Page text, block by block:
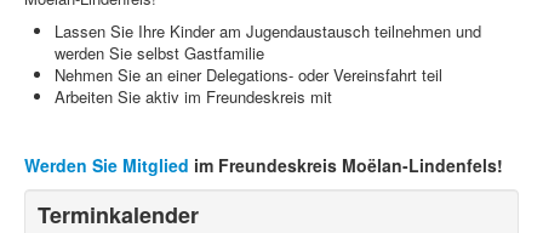
Lassen Sie Ihre Kinder am Jugendaustausch teilnehmen und
werden Sie selbst Gastfamilie
Nehmen Sie an einer Delegations- oder Vereinsfahrt teil
Arbeiten Sie aktiv im Freundeskreis mit
Werden Sie Mitglied im Freundeskreis Moëlan-Lindenfels!
Terminkalender